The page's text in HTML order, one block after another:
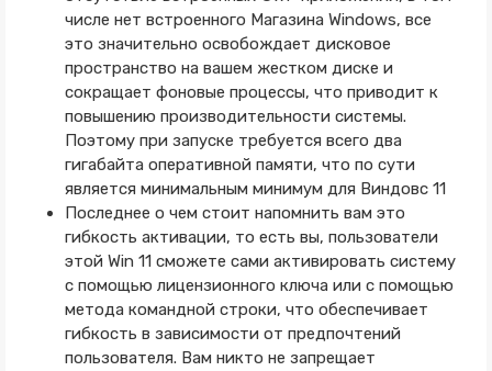
числе нет встроенного Магазина Windows, все
это значительно освобождает дисковое
пространство на вашем жестком диске и
сокращает фоновые процессы, что приводит к
повышению производительности системы.
Поэтому при запуске требуется всего два
гигабайта оперативной памяти, что по сути
является минимальным минимум для Виндовс 11
Последнее о чем стоит напомнить вам это
гибкость активации, то есть вы, пользователи
этой Win 11 сможете сами активировать систему
с помощью лицензионного ключа или с помощью
метода командной строки, что обеспечивает
гибкость в зависимости от предпочтений
пользователя. Вам никто не запрещает